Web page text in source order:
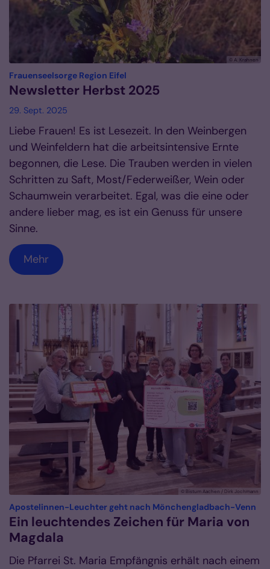
© A. Krahnen
Frauenseelsorge Region Eifel
Newsletter Herbst 2025
29. Sept. 2025
Liebe Frauen! Es ist Lesezeit. In den Weinbergen
und Weinfeldern hat die arbeitsintensive Ernte
begonnen, die Lese. Die Trauben werden in vielen
Schritten zu Saft, Most/Federweißer, Wein oder
Schaumwein verarbeitet. Egal, was die eine oder
andere lieber mag, es ist ein Genuss für unsere
Sinne.
Mehr
© Bistum Aachen / Dirk Jochmann
Apostelinnen-Leuchter geht nach Mönchengladbach-Venn
Ein leuchtendes Zeichen für Maria von
Magdala
Die Pfarrei St. Maria Empfängnis erhält nach einem